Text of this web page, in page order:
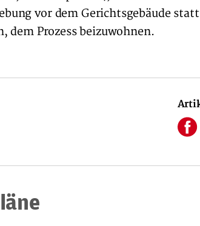
vor dem Gerichtsgebäude
dem Prozess beizuwohnen.